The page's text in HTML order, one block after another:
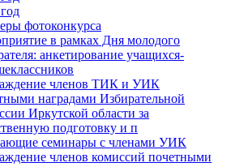
фотоконкурса
в рамках Дня молодого
анкетирование учащихся-
членов ТИК и УИК
наградами Избирательной
Иркутской области за
подготовку и п
семинары с членами УИК
членов комиссий почетными